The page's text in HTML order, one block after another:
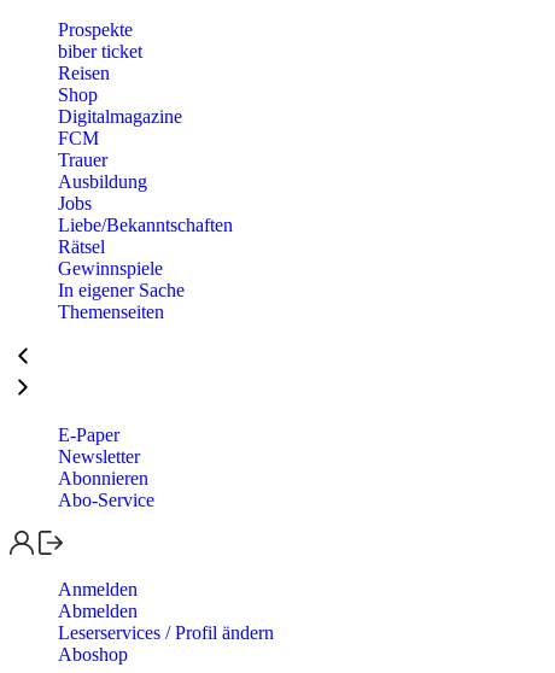
Prospekte
biber ticket
Reisen
Shop
Digitalmagazine
FCM
Trauer
Ausbildung
Jobs
Liebe/Bekanntschaften
Rätsel
Gewinnspiele
In eigener Sache
Themenseiten
E-Paper
Newsletter
Abonnieren
Abo-Service
Anmelden
Abmelden
Leserservices / Profil ändern
Aboshop